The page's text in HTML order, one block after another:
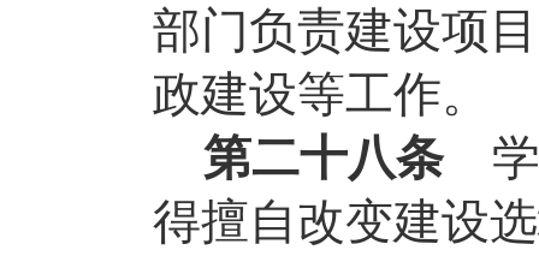
部门负责建设项
政建设等工作。
第二十八条
得擅自改变建设